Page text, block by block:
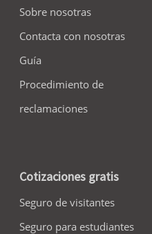
Sobre nosotras
Contacta con nosotras
Guía
Procedimiento de
reclamaciones
Cotizaciones gratis
Seguro de visitantes
Seguro para estudiantes